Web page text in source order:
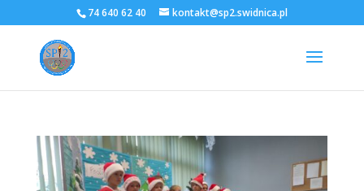
74 640 62 40 kontakt@sp2.swidnica.pl